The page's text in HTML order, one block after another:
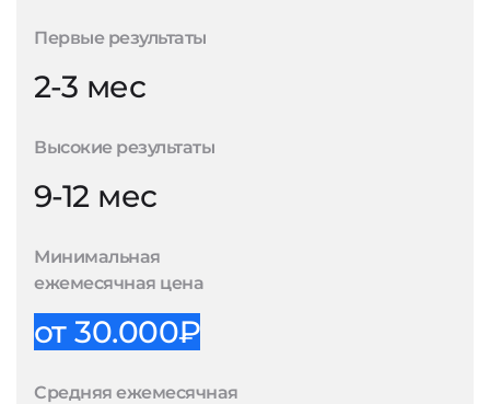
Первые результаты
2-3 мес
Высокие результаты
9-12 мес
Минимальная
ежемесячная цена
от 30.000₽
Средняя ежемесячная